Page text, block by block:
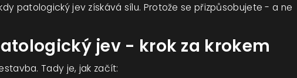
patologický jev získává sílu. Protože se přizpůsobujete - a ne
jev - krok za krokem
Tady je, jak začít: